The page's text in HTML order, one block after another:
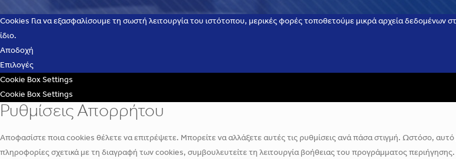
Cookies Για να εξασφαλίσουμε τη σωστή λειτουργία του ιστότοπου, μερικές φορές τοποθετούμε μικρά αρχεία δεδομένων
ίδιο.
Αποδοχή
Επιλογές
Cookie Box Settings
Cookie Box Settings
Ρυθμίσεις Απορρήτου
Αποφασίστε ποια cookies θέλετε να επιτρέψετε. Μπορείτε να αλλάξετε αυτές τις ρυθμίσεις ανά πάσα στιγμή. Ωστόσο, αυτό
πληροφορίες σχετικά με τη διαγραφή των cookies, συμβουλευτείτε τη λειτουργία βοήθειας του προγράμματος